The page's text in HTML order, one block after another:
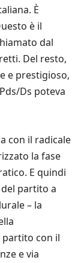
È
è il
dal
Del resto,
e prestigioso,
Ds poteva
con il radicale
la fase
E quindi
partito a
– la
partito con il
e via